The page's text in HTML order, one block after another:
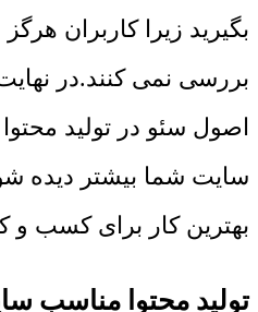
بگیرید زیرا کاربران
بررسی نمی کنند.در
اصول سئو در تولید
سایت شما بیشتر دیده
بهترین کار برای کسب و
تولید محتوا مناسب